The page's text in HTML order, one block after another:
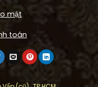
mật
toán